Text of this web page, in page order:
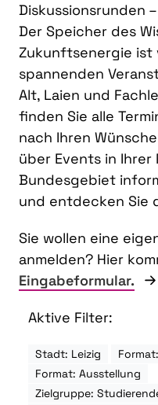
Diskussionsrunden
Der Speicher des
Zukunftsenergie ist
spannenden
Alt, Laien und
finden Sie alle
nach Ihren
über Events in Ihrer
Bundesgebiet
und entdecken Sie
Sie wollen eine
anmelden? Hier
Eingabeformular.
Aktive Filter:
Stadt: Leizig
Format: Ausstellung
Zielgruppe: